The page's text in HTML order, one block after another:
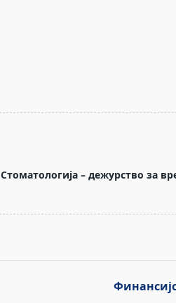
Стоматологија – дежурство за